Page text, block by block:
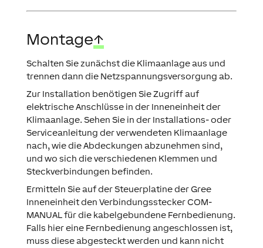
Montage↑
Schalten Sie zunächst die Klimaanlage aus und
trennen dann die Netzspannungsversorgung ab.
Zur Installation benötigen Sie Zugriff auf
elektrische Anschlüsse in der Inneneinheit der
Klimaanlage. Sehen Sie in der Installations- oder
Serviceanleitung der verwendeten Klimaanlage
nach, wie die Abdeckungen abzunehmen sind,
und wo sich die verschiedenen Klemmen und
Steckverbindungen befinden.
Ermitteln Sie auf der Steuerplatine der Gree
Inneneinheit den Verbindungsstecker COM-
MANUAL für die kabelgebundene Fernbedienung.
Falls hier eine Fernbedienung angeschlossen ist,
muss diese abgesteckt werden und kann nicht